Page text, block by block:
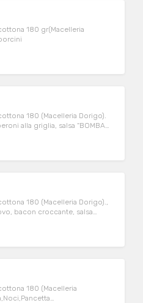
180 gr(Macelleria
180 (Macelleria Dorigo).
alla griglia, salsa “BOMBA
180 (Macelleria Dorigo).,
bacon croccante, salsa
180 (Macelleria